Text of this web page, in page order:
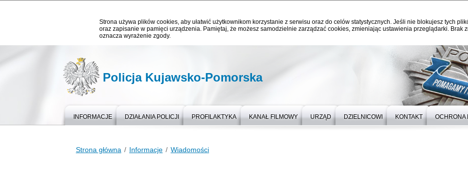
Strona używa plików cookies, aby ułatwić użytkownikom korzystanie z serwisu oraz do celów statystycznych. Jeśli nie blokujesz tych
oraz zapisanie w pamięci urządzenia. Pamiętaj, że możesz samodzielnie zarządzać cookies, zmieniając ustawienia przeglądarki. Brak
oznacza wyrażenie zgody.
Policja Kujawsko-Pomorska
INFORMACJE DZIAŁANIA POLICJI PROFILAKTYKA KANAŁ FILMOWY URZĄD DZIELNICOWI KONTAKT OCHRONA
Strona główna Informacje Wiadomości